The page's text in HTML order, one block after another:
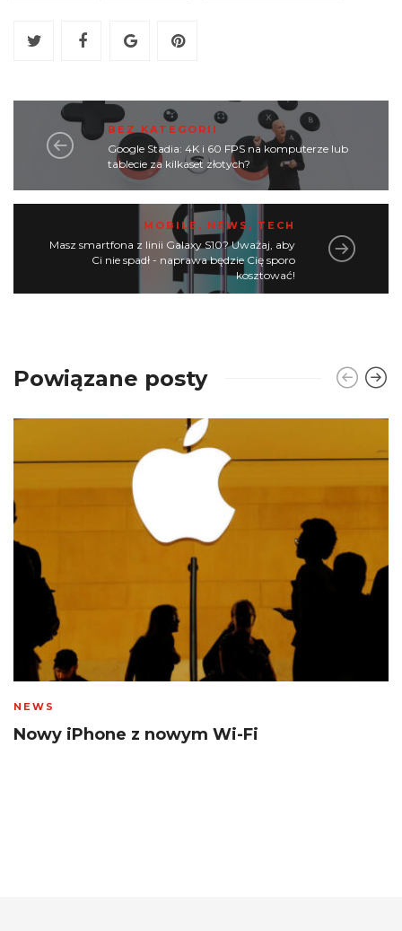
BEZ KATEGORII
Google Stadia: 4K i 60 FPS na komputerze lub
tablecie za kilkaset złotych?
MOBILE , NEWS , TECH
Masz smartfona z linii Galaxy S10? Uważaj, aby
Ci nie spadł - naprawa będzie Cię sporo
kosztować!
Powiązane posty
NEWS
Nowy iPhone z nowym Wi-Fi